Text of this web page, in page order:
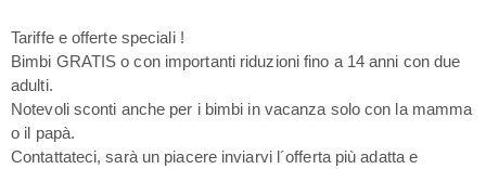
Tariffe e offerte speciali !
Bimbi GRATIS o con importanti riduzioni fino a 14 anni con due
adulti.
Notevoli sconti anche per i bimbi in vacanza solo con la mamma
o il papà.
Contattateci, sarà un piacere inviarvi l´offerta più adatta e